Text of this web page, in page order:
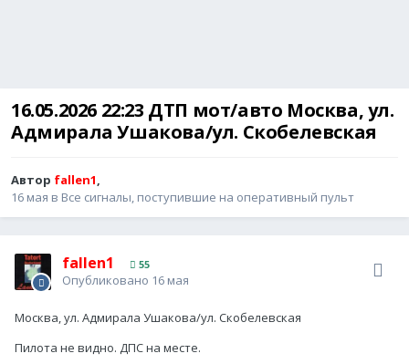
16.05.2026 22:23 ДТП мот/авто Москва, ул.
Адмирала Ушакова/ул. Скобелевская
Автор fallen1,
16 мая в Все сигналы, поступившие на оперативный пульт
fallen1 55
Опубликовано 16 мая
Москва, ул. Адмирала Ушакова/ул. Скобелевская
Пилота не видно. ДПС на месте.